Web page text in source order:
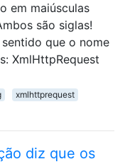
em maiúsculas
são siglas!
que o nome
XmlHttpRequest
xmlhttprequest
diz que os